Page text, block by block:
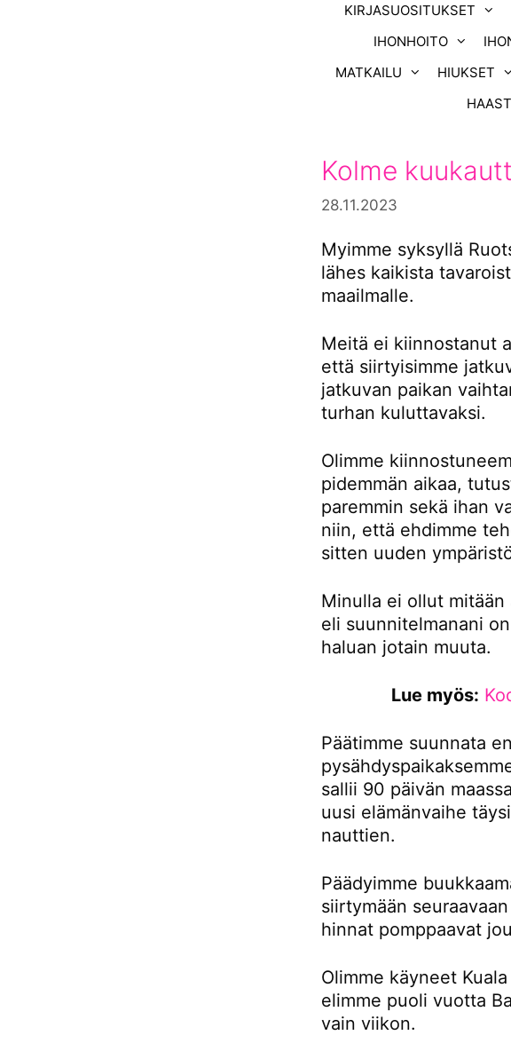
KIRJASUOSITUKSET
IHONHOITO
MATKAILU
HIUKSET
Kolme
28.11.2023
Myimme syksyllä
lähes kaikista
maailmalle.
Meitä ei kiinnostanut
että siirtyisimme
jatkuvan paikan
turhan kuluttavaksi.
Olimme
pidemmän aikaa,
paremmin sekä ihan
niin, että ehdimme
sitten uuden
Minulla ei ollut mitään
eli suunnitelmanani
haluan jotain muuta.
Lue myös:
Päätimme suunnata
sallii 90 päivän
uusi elämänvaihe
nauttien.
Päädyimme
siirtymään
hinnat pomppaavat
Olimme käyneet
elimme puoli vuotta
vain viikon.